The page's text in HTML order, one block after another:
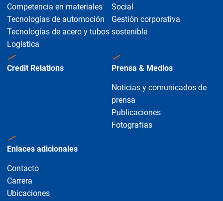
Competencia en materiales
Tecnologías de automoción
Tecnologías de acero y tubos
Logística
Social
Gestión corporativa
sostenible
Credit Relations Prensa & Medios
Noticias y comunicados de
prensa
Publicaciones
Fotografías
Enlaces adicionales
Contacto
Carrera
Ubicaciones